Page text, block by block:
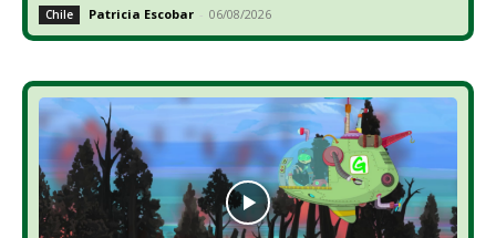
Chile Patricia Escobar - 06/08/2026